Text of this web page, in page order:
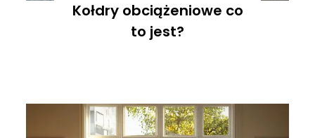
Kołdry obciążeniowe co
to jest?